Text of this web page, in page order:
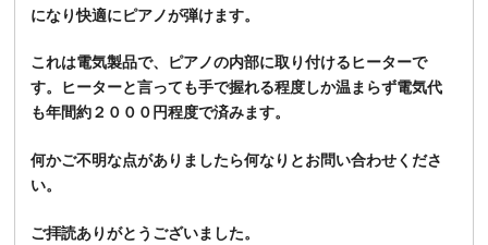
になり快適にピアノが弾けます。
これは電気製品で、ピアノの内部に取り付けるヒーターで
す。ヒーターと言っても手で握れる程度しか温まらず電気代
も年間約２０００円程度で済みます。
何かご不明な点がありましたら何なりとお問い合わせくださ
い。
ご拝読ありがとうございました。